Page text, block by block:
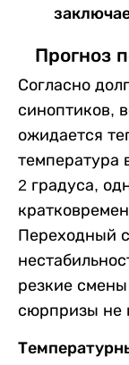
Прогноз
Согласно
синоптиков,
ожидается
температура
2 градуса,
Переходный
резкие
сюрпризы не